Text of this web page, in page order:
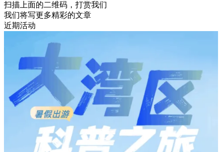
扫描上面的二维码，打赏我们
我们将写更多精彩的文章
近期活动